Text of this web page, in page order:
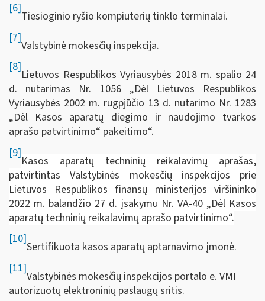
[6]
Tiesioginio ryšio kompiuterių tinklo terminalai.
[7]
Valstybinė mokesčių inspekcija.
[8]
Lietuvos Respublikos Vyriausybės 2018 m. spalio 24
d. nutarimas Nr. 1056 „Dėl Lietuvos Respublikos
Vyriausybės 2002 m. rugpjūčio 13 d. nutarimo Nr. 1283
„Dėl Kasos aparatų diegimo ir naudojimo tvarkos
aprašo patvirtinimo“ pakeitimo“.
[9]
Kasos aparatų techninių reikalavimų aprašas,
patvirtintas Valstybinės mokesčių inspekcijos prie
Lietuvos Respublikos finansų ministerijos viršininko
2022 m. balandžio 27 d. įsakymu Nr. VA-40 „Dėl Kasos
aparatų techninių reikalavimų aprašo patvirtinimo“.
[10]
Sertifikuota kasos aparatų aptarnavimo įmonė.
[11]
Valstybinės mokesčių inspekcijos portalo e. VMI
autorizuotų elektroninių paslaugų sritis.